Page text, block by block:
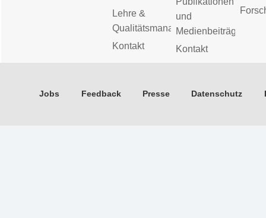
Lehre &
Qualitätsmanagement
Kontakt
und
Medienbeiträge
Kontakt
Jobs Feedback Presse Datenschutz